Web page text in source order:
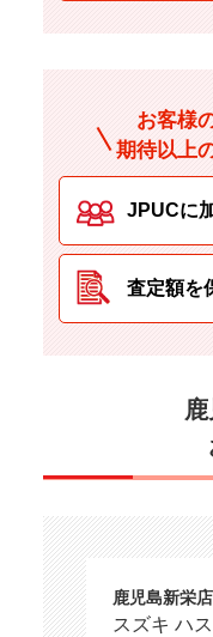
お客様
期待以上
JPUCに
査定額を
鹿児島新栄店
スズキ ハ